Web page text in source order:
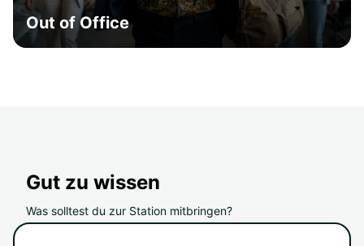
Out of Office
Gut zu wissen
Was solltest du zur Station mitbringen?